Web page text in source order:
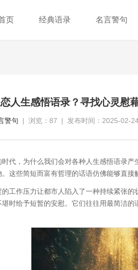
页 经典语录 名言警句
人生感悟语录？寻找心灵慰
警句 | 浏览：87 | 发布时间：2025-02-
代，为什么我们会对各种人生感悟语录
这些简短而富有哲理的话语仿佛能够直接
工作压力让都市人陷入了一种持续紧张
时给予短暂的安慰。它们往往用最简洁